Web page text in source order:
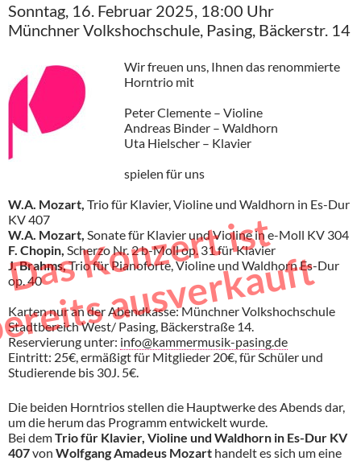
Sonntag, 16. Februar 2025, 18:00 Uhr
Münchner Volkshochschule, Pasing, Bäckerstr. 14
Wir freuen uns, Ihnen das renommierte
Horntrio mit
Peter Clemente – Violine
Andreas Binder – Waldhorn
Uta Hielscher – Klavier
spielen für uns
W.A. Mozart, Trio für Klavier, Violine und Waldhorn in Es-Dur
KV 407
W.A. Mozart, Sonate für Klavier und Violine in e-Moll KV 304
F. Chopin, Scherzo Nr. 2 b-Moll op. 31 für Klavier
J. Brahms,Trio für Pianoforte, Violine und Waldhorn Es-Dur
op. 40
Karten nur an der Abendkasse: Münchner Volkshochschule
Stadtbereich West/ Pasing, Bäckerstraße 14.
Reservierung unter: info@kammermusik-pasing.de
Eintritt: 25€, ermäßigt für Mitglieder 20€, für Schüler und
Studierende bis 30J. 5€.
D
s
K
o
n
z
e
r
t
i
s
t
b
e
r
e
i
t
s
a
u
s
v
e
r
k
a
u
f
Die beiden Horntrios stellen die Hauptwerke des Abends dar,
um die herum das Programm entwickelt wurde.
Bei demTrio für Klavier, Violine und Waldhorn in Es-Dur KV
407von Wolfgang Amadeus Mozart handelt es sich um eine